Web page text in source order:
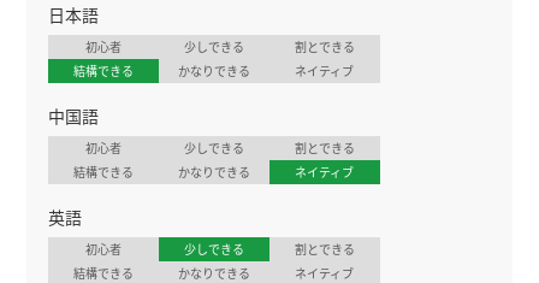
日本語
初心者 少しできる
割とできる
結構できる
かなりできる ネイティブ
中国語
初心者 少しできる
割とできる
結構できる
かなりできる ネイティブ
英語
初心者 少しできる
割とできる
結構できる
かなりできる ネイティブ